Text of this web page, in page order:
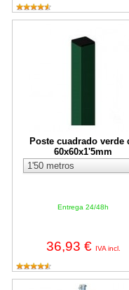
Poste cuadrado verde
60x60x1'5mm
Entrega 24/48h
36,93 € IVA incl.
Poste terminal de